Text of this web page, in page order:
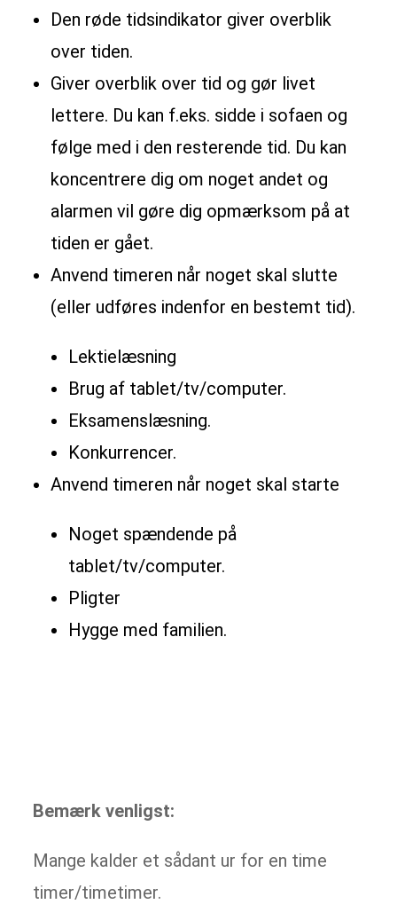
Den røde tidsindikator giver overblik
over tiden.
Giver overblik over tid og gør livet
lettere. Du kan f.eks. sidde i sofaen og
følge med i den resterende tid. Du kan
koncentrere dig om noget andet og
alarmen vil gøre dig opmærksom på at
tiden er gået.
Anvend timeren når noget skal slutte
(eller udføres indenfor en bestemt tid).
Lektielæsning
Brug af tablet/tv/computer.
Eksamenslæsning.
Konkurrencer.
Anvend timeren når noget skal starte
Noget spændende på
tablet/tv/computer.
Pligter
Hygge med familien.
Bemærk venligst:
Mange kalder et sådant ur for en time
timer/timetimer.